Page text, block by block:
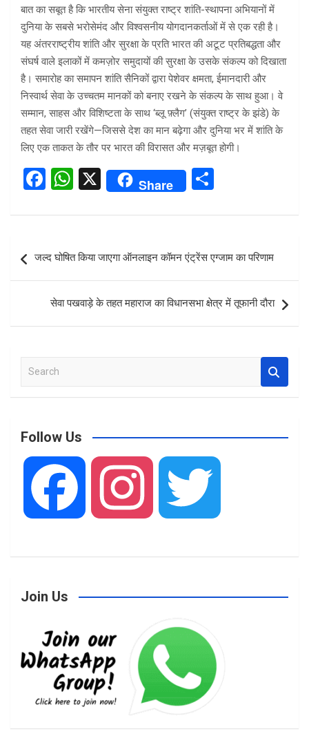
बात का सबूत है कि भारतीय सेना संयुक्त राष्ट्र शांति-स्थापना अभियानों में
दुनिया के सबसे भरोसेमंद और विश्वसनीय योगदानकर्ताओं में से एक रही है।
यह अंतरराष्ट्रीय शांति और सुरक्षा के प्रति भारत की अटूट प्रतिबद्धता और
संघर्ष वाले इलाकों में कमज़ोर समुदायों की सुरक्षा के उसके संकल्प को दिखाता
है। समारोह का समापन शांति सैनिकों द्वारा पेशेवर क्षमता, ईमानदारी और
निस्वार्थ सेवा के उच्चतम मानकों को बनाए रखने के संकल्प के साथ हुआ। वे
सम्मान, साहस और विशिष्टता के साथ ‘ब्लू फ़्लैग’ (संयुक्त राष्ट्र के झंडे) के
तहत सेवा जारी रखेंगे—जिससे देश का मान बढ़ेगा और दुनिया भर में शांति के
लिए एक ताकत के तौर पर भारत की विरासत और मज़बूत होगी।
F
ce
o
o
k
W
at
s
A
p
p
X Share
ar
navigation
जल्द घोषित किया जाएगा ऑनलाइन कॉमन एंट्रेंस एग्जाम का परिणाम
सेवा पखवाड़े के तहत महाराज का विधानसभा क्षेत्र में तूफानी दौरा
a
c
Follow Us
Join Us